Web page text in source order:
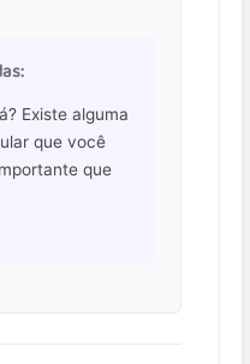
Existe alguma
que você
que